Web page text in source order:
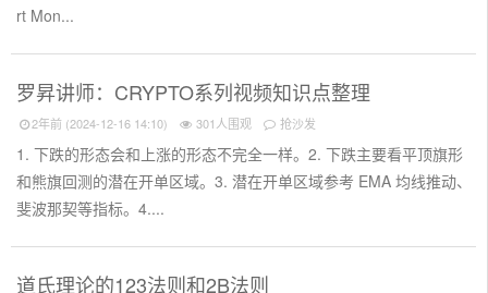
rt Mon...
罗昇讲师：CRYPTO系列视频知识点整理
2年前 (2024-12-16 14:10) 301人围观 抢沙发
1. 下跌的形态会和上涨的形态不完全一样。2. 下跌主要看平顶旗形
和熊旗回测的潜在开单区域。3. 潜在开单区域参考 EMA 均线推动、
斐波那契等指标。4....
道氏理论的123法则和2B法则